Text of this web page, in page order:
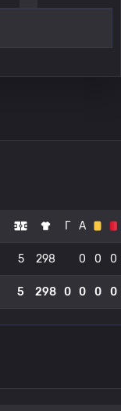
Г А
5 298 0 0 0
5 298 0 0 0 0